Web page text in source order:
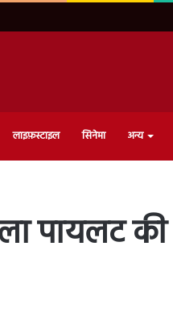
लाइफ़स्टाइल सिनेमा अन्य
पायलट